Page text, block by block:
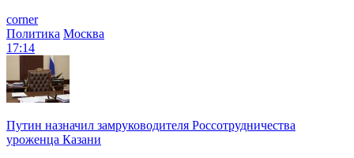
corner
Политика Москва
17:14
Путин назначил замруководителя Россотрудничества
уроженца Казани